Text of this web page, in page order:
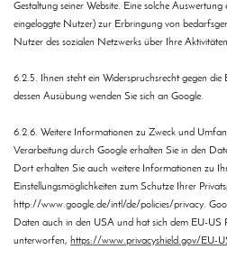
Gestaltung seiner Website. Eine solche
eingeloggte Nutzer) zur Erbringung von
Nutzer des sozialen Netzwerks über Ihre
6.2.5. Ihnen steht ein Widerspruchsrecht gegen
dessen Ausübung wenden Sie sich an Google.
6.2.6. Weitere Informationen zu Zweck und
Verarbeitung durch Google erhalten Sie in den
Dort erhalten Sie auch weitere Informationen zu
Einstellungsmöglichkeiten zum Schutze Ihrer
http://www.google.de/intl/de/policies/privacy.
Daten auch in den USA und hat sich dem EU-US
unterworfen, https://www.privacyshield.gov/EU-